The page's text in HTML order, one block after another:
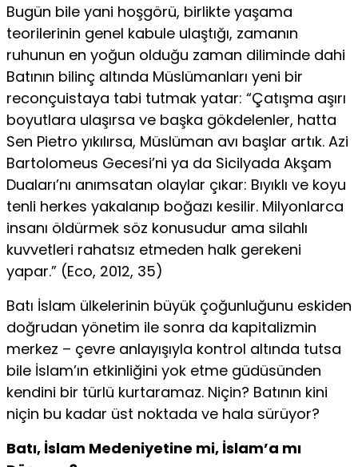
Bugün bile yani hoşgörü, birlikte yaşama
teorilerinin genel kabule ulaştığı, zamanın
ruhunun en yoğun olduğu zaman di­liminde dahi
Batının bilinç altında Müslümanları yeni bir
reconçuistaya tabi tutmak yatar: “Çatışma aşırı
boyutlara ulaşırsa ve başka gökdelenler, hatta
Sen Pietro yıkılırsa, Müslüman avı başlar artık. Azi
Bartolomeus Gecesi’ni ya da Sicilyada Akşam
Duaları’nı anımsatan olaylar çıkar: Bıyıklı ve koyu
tenli herkes yakalanıp boğazı kesilir. Milyonlarca
insanı öldürmek söz ko­nusudur ama silahlı
kuvvetleri rahatsız etmeden halk gerekeni
yapar.” (Eco, 2012, 35)
Batı İslam ülkelerinin büyük çoğunluğunu eskiden
doğ­rudan yönetim ile sonra da kapitalizmin
merkez – çevre anla­yışıyla kontrol altında tutsa
bile İslam’ın etkinliğini yok etme güdüsünden
kendini bir türlü kurtaramaz. Niçin? Batının kini
niçin bu kadar üst noktada ve hala sürüyor?
Batı, İslam Medeniyetine mi, İslam’a mı